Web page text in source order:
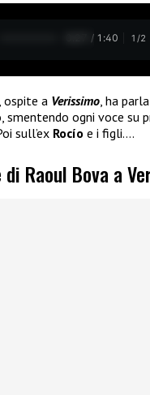
0:28 / 1:40 1 /2
, ospite a Verissimo , ha
smentendo ogni voce su
sull’ex Rocío e i figli….
Raoul Bova a